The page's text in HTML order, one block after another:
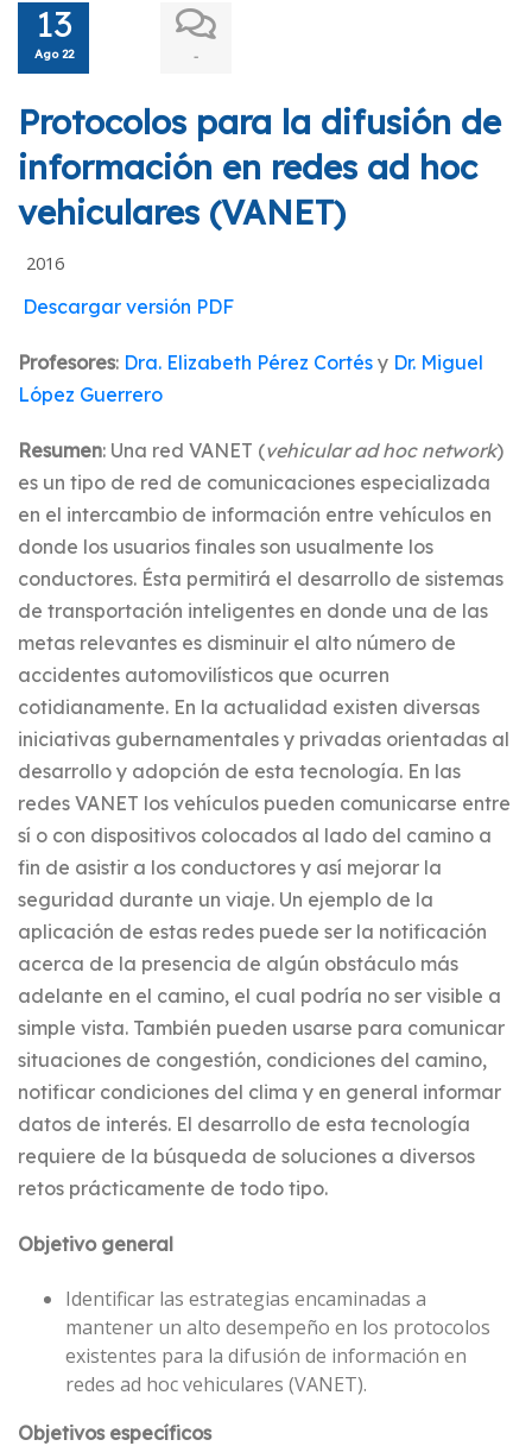
13
Ago 22 -
Protocolos para la difusión de
información en redes ad hoc
vehiculares (VANET)
2016
Descargar versión PDF
Profesores: Dra. Elizabeth Pérez Cortés y Dr. Miguel
López Guerrero
Resumen: Una red VANET (vehicular ad hoc network)
es un tipo de red de comunicaciones especializada
en el intercambio de información entre vehículos en
donde los usuarios finales son usualmente los
conductores. Ésta permitirá el desarrollo de sistemas
de transportación inteligentes en donde una de las
metas relevantes es disminuir el alto número de
accidentes automovilísticos que ocurren
cotidianamente. En la actualidad existen diversas
iniciativas gubernamentales y privadas orientadas al
desarrollo y adopción de esta tecnología. En las
redes VANET los vehículos pueden comunicarse entre
sí o con dispositivos colocados al lado del camino a
fin de asistir a los conductores y así mejorar la
seguridad durante un viaje. Un ejemplo de la
aplicación de estas redes puede ser la notificación
acerca de la presencia de algún obstáculo más
adelante en el camino, el cual podría no ser visible a
simple vista. También pueden usarse para comunicar
situaciones de congestión, condiciones del camino,
notificar condiciones del clima y en general informar
datos de interés. El desarrollo de esta tecnología
requiere de la búsqueda de soluciones a diversos
retos prácticamente de todo tipo.
Objetivo general
Identificar las estrategias encaminadas a
mantener un alto desempeño en los protocolos
existentes para la difusión de información en
redes ad hoc vehiculares (VANET).
Objetivos específicos